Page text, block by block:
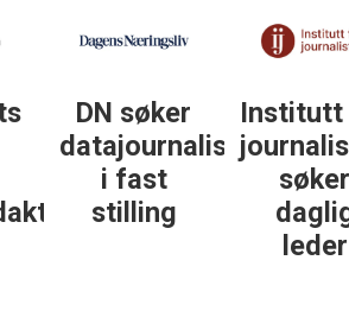
DN søker
datajournalist
i fast
stilling
Institutt for
journalistikk
søker
daglig
leder